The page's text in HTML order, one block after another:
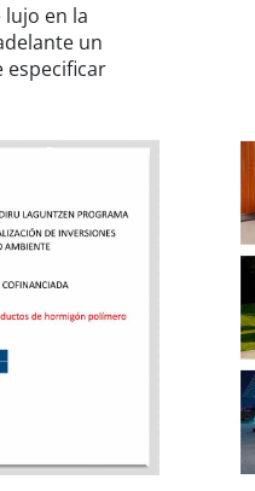
en la
un
especificar